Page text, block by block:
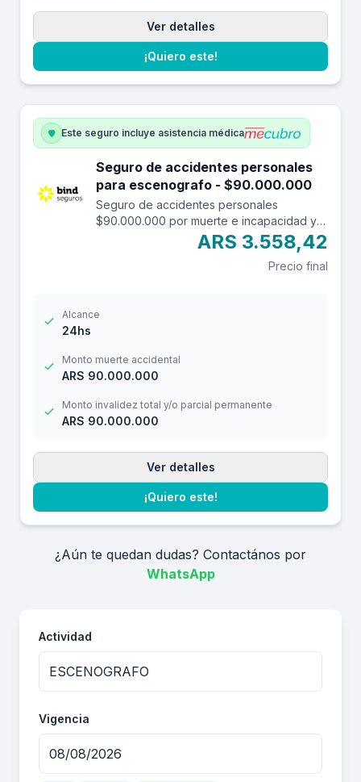
Actividad
Vigencia
Ver detalles
¡Quiero este!
Este seguro incluye asistencia médica
Seguro de accidentes personales
para escenografo - $90.000.000
Seguro de accidentes personales
$90.000.000 por muerte e incapacidad y
$12.000.000 por reembolso de gastos
médicos con franquicia de $ 3.000.-
ARS 3.558,42
Precio final
Alcance
24hs
Monto muerte accidental
ARS 90.000.000
Monto invalidez total y/o parcial permanente
ARS 90.000.000
Ver detalles
¡Quiero este!
¿Aún te quedan dudas? Contactános por
WhatsApp